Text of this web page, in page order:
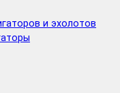
и эхолотов